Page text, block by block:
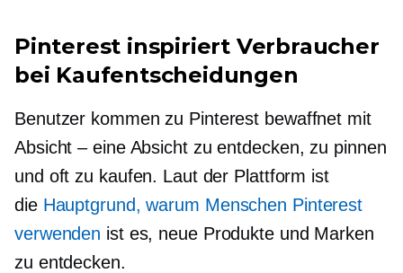
Pinterest inspiriert Verbraucher
bei Kaufentscheidungen
Benutzer kommen zu Pinterest bewaffnet mit
Absicht – eineAbsicht zu entdecken, zu pinnen
und oft zu kaufen. Laut der Plattform ist
die Hauptgrund, warum Menschen Pinterest
verwenden ist es, neue Produkte und Marken
zu entdecken.